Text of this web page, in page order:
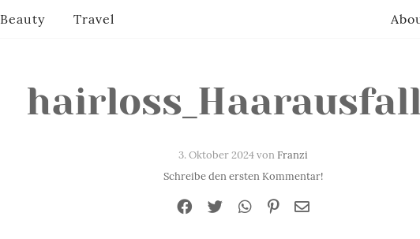
3. Oktober 2024 vonFranzi
Schreibe den ersten Kommentar!
Beauty Travel